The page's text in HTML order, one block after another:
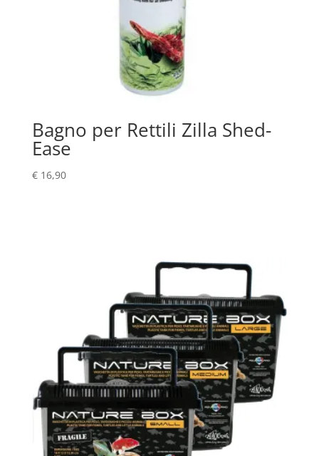
Bagno per Rettili Zilla Shed-
Ease
€16,90